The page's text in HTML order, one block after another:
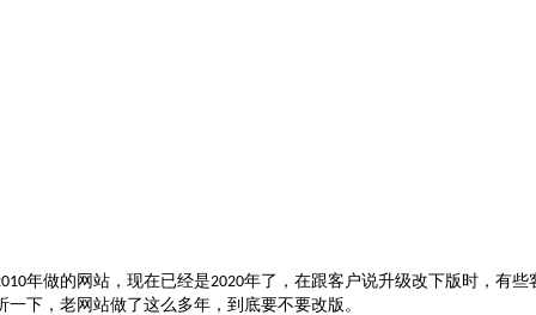
年做的网站，现在已经是2020年了，在跟客户说升级改下版时，有
一下，老网站做了这么多年，到底要不要改版。